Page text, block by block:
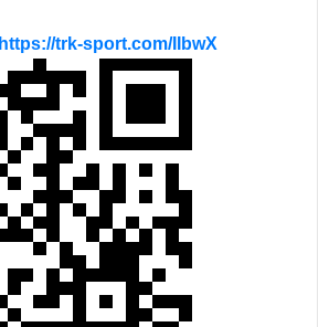
https://trk-sport.com/IIbwX